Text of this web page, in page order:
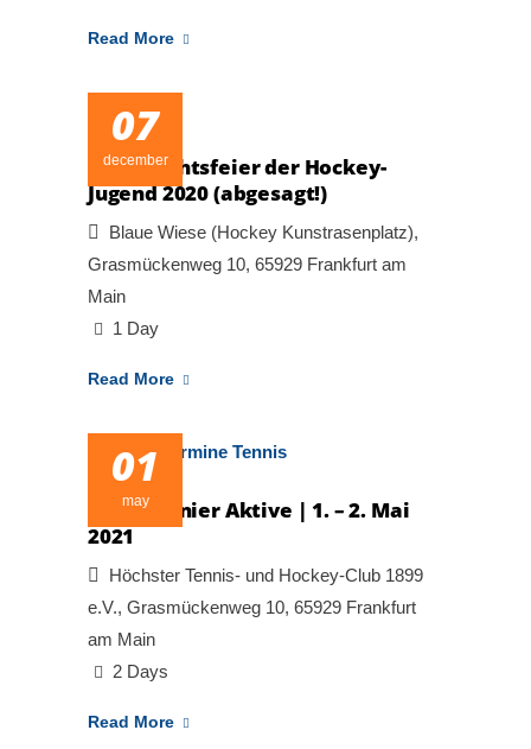
Read More
07
december
Weihnachtsfeier der Hockey-
Jugend 2020 (abgesagt!)
Blaue Wiese (Hockey Kunstrasenplatz),
Grasmückenweg 10, 65929 Frankfurt am
Main
1 Day
Read More
01
may
Tagesturnier Aktive | 1. – 2. Mai
2021
Höchster Tennis- und Hockey-Club 1899
e.V., Grasmückenweg 10, 65929 Frankfurt
am Main
2 Days
Read More